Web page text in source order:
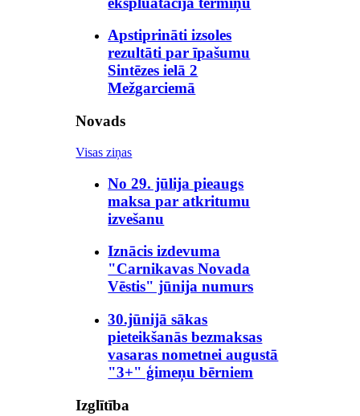
Apstiprināti izsoles
rezultāti par īpašumu
Sintēzes ielā 2
Mežgarciemā
Novads
Visas ziņas
No 29. jūlija pieaugs
maksa par atkritumu
izvešanu
Iznācis izdevuma
"Carnikavas Novada
Vēstis" jūnija numurs
30.jūnijā sākas
pieteikšanās bezmaksas
vasaras nometnei augustā
"3+" ģimeņu bērniem
Izglītība